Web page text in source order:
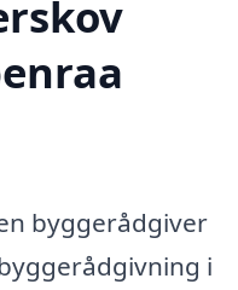
byggerådgiver
i